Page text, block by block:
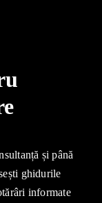
și până
ghidurile
informate